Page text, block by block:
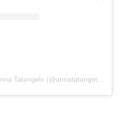
Un post condiviso da Anna Tatangelo (@annatatangeloofficial)